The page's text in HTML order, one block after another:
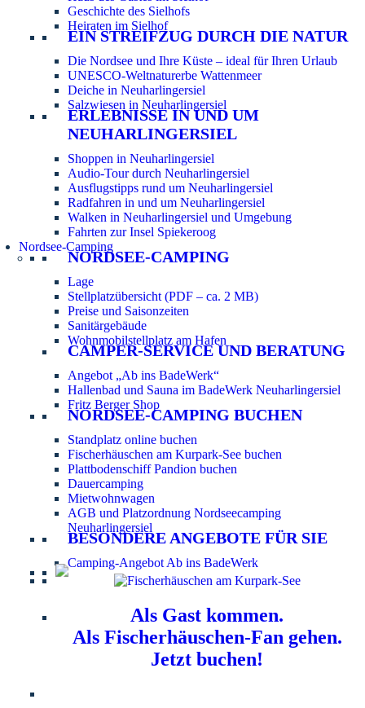
Geschichte des Sielhofs
Heiraten im Sielhof
EIN STREIFZUG DURCH DIE NATUR
Die Nordsee und Ihre Küste – ideal für Ihren Urlaub
UNESCO-Weltnaturerbe Wattenmeer
Deiche in Neuharlingersiel
Salzwiesen in Neuharlingersiel
ERLEBNISSE IN UND UM
NEUHARLINGERSIEL
Shoppen in Neuharlingersiel
Audio-Tour durch Neuharlingersiel
Ausflugstipps rund um Neuharlingersiel
Radfahren in und um Neuharlingersiel
Walken in Neuharlingersiel und Umgebung
Fahrten zur Insel Spiekeroog
Nordsee-Camping
NORDSEE-CAMPING
Lage
Stellplatzübersicht (PDF – ca. 2 MB)
Preise und Saisonzeiten
Sanitärgebäude
Wohnmobilstellplatz am Hafen
CAMPER-SERVICE UND BERATUNG
Angebot „Ab ins BadeWerk“
Hallenbad und Sauna im BadeWerk Neuharlingersiel
Fritz Berger Shop
NORDSEE-CAMPING BUCHEN
Standplatz online buchen
Fischerhäuschen am Kurpark-See buchen
Plattbodenschiff Pandion buchen
Dauercamping
Mietwohnwagen
AGB und Platzordnung Nordseecamping
Neuharlingersiel
BESONDERE ANGEBOTE FÜR SIE
Camping-Angebot Ab ins BadeWerk
Als Gast kommen.
Als Fischerhäuschen-Fan gehen.
Jetzt buchen!